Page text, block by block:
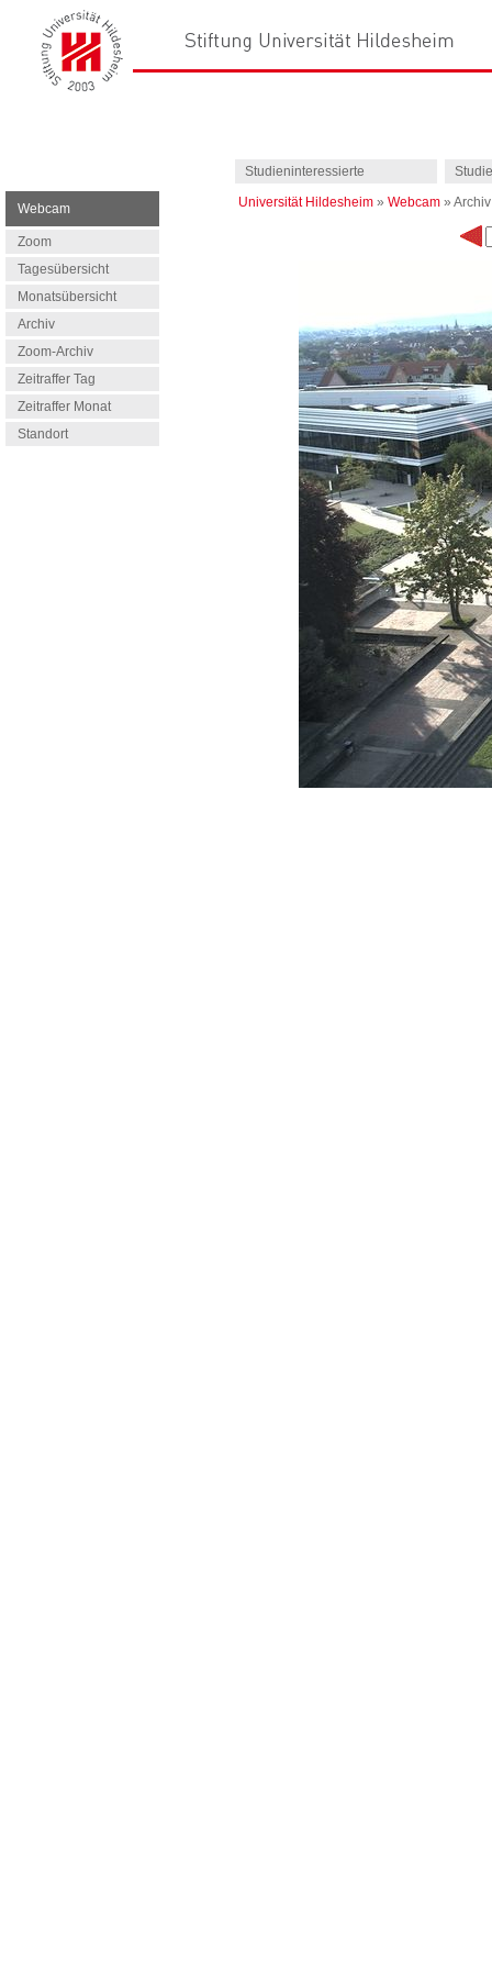
Studieninteressierte
Webcam
Zoom
Tagesübersicht
Monatsübersicht
Archiv
Zoom-Archiv
Zeitraffer Tag
Zeitraffer Monat
Standort
Universität Hildesheim » Webcam » Archiv